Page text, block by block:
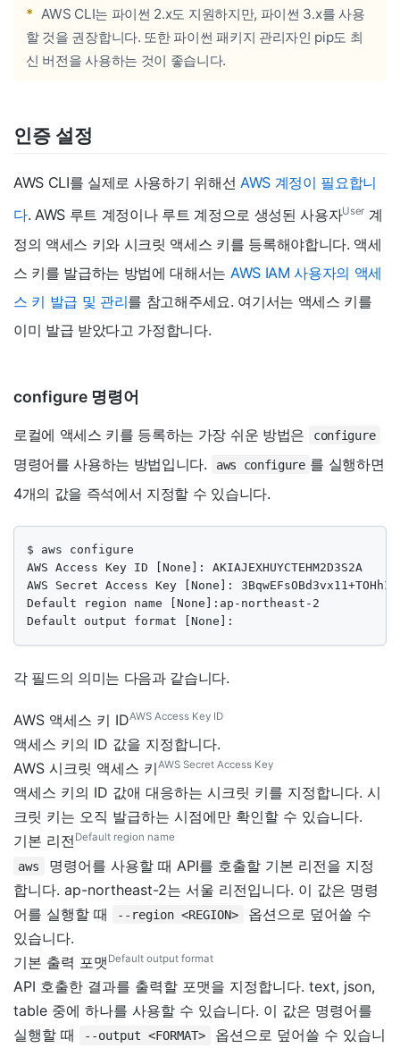
* AWS CLI는 파이썬 2.x도 지원하지만, 파이썬 3.x를 사용
할 것을 권장합니다. 또한 파이썬 패키지 관리자인 pip도 최
신 버전을 사용하는 것이 좋습니다.
인증 설정
AWS CLI를 실제로 사용하기 위해선 AWS 계정이 필요합니
다. AWS 루트 계정이나 루트 계정으로 생성된 사용자User 계
정의 액세스 키와 시크릿 액세스 키를 등록해야합니다. 액세
스 키를 발급하는 방법에 대해서는 AWS IAM 사용자의 액세
스 키 발급 및 관리를 참고해주세요. 여기서는 액세스 키를
이미 발급 받았다고 가정합니다.
configure 명령어
로컬에 액세스 키를 등록하는 가장 쉬운 방법은 configure
명령어를 사용하는 방법입니다. aws configure 를 실행하면
4개의 값을 즉석에서 지정할 수 있습니다.
$ aws configure
AWS Access Key ID [None]: AKIAJEXHUYCTEHM2D3S2A
AWS Secret Access Key [None]:
Default region name [None]:ap-northeast-2
Default output format [None]:
각 필드의 의미는 다음과 같습니다.
AWS 액세스 키 IDAWS Access Key ID
액세스 키의 ID 값을 지정합니다.
AWS 시크릿 액세스 키AWS Secret Access Key
액세스 키의 ID 값애 대응하는 시크릿 키를 지정합니다. 시
크릿 키는 오직 발급하는 시점에만 확인할 수 있습니다.
기본 리전 Default region name
aws
명령어를 사용할 때 API를 호출할 기본 리전을 지정
합니다. ap-northeast-2는 서울 리전입니다. 이 값은 명령
어를 실행할 때
--region <REGION>
옵션으로 덮어쓸 수
있습니다.
기본 출력 포맷 Default output format
API 호출한 결과를 출력할 포맷을 지정합니다. text, json,
table 중에 하나를 사용할 수 있습니다. 이 값은 명령어를
실행할 때
--output <FORMAT>
옵션으로 덮어쓸 수 있습니